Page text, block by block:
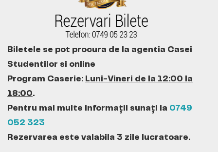
Biletele se pot procura de la agentia Casei
Studentilor si online
Program Caserie: Luni-Vineri de la 12:00 la
18:00.
Pentru mai multe informații sunați la 0749
052 323
Rezervarea este valabila 3 zile lucratoare.